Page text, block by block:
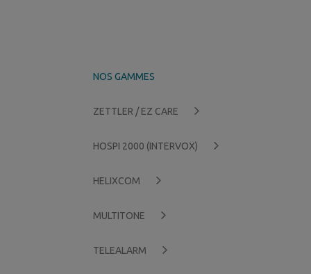
NOS GAMMES
ZETTLER / EZ CARE
HOSPI 2000 (INTERVOX)
HELIXCOM
MULTITONE
TELEALARM